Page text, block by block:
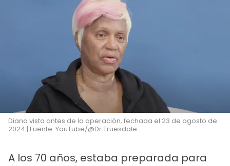
Diana vista antes de la operación, fechada el 23 de agosto de
2024 | Fuente: YouTube/@Dr.Truesdale
A los 70 años, estaba preparada para